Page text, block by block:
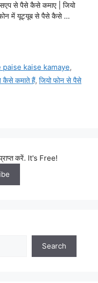
से पैसे कैसे कमाए | जियो
में यूट्यूब से पैसे कैसे …
kaise kamaye,
कैसे कमाते हैं,जियो फोन से पैसे
करें. It's Free!
Search